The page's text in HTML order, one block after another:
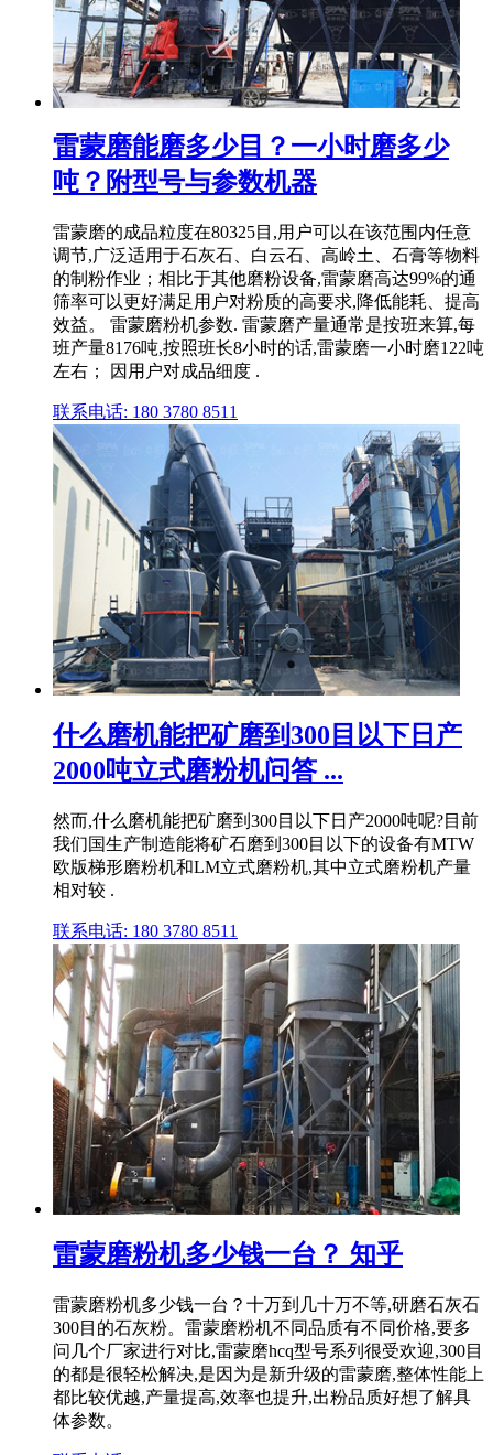
雷蒙磨能磨多少目？一小时磨多少
吨？附型号与参数机器
雷蒙磨的成品粒度在80325目,用户可以在该范围内任意
调节,广泛适用于石灰石、白云石、高岭土、石膏等物料
的制粉作业；相比于其他磨粉设备,雷蒙磨高达99%的通
筛率可以更好满足用户对粉质的高要求,降低能耗、提高
效益。 雷蒙磨粉机参数. 雷蒙磨产量通常是按班来算,每
班产量8176吨,按照班长8小时的话,雷蒙磨一小时磨122吨
左右； 因用户对成品细度 .
联系电话: 180 3780 8511
什么磨机能把矿磨到300目以下日产
2000吨立式磨粉机问答 ...
然而,什么磨机能把矿磨到300目以下日产2000吨呢?目前
我们国生产制造能将矿石磨到300目以下的设备有MTW
欧版梯形磨粉机和LM立式磨粉机,其中立式磨粉机产量
相对较 .
联系电话: 180 3780 8511
雷蒙磨粉机多少钱一台？ 知乎
雷蒙磨粉机多少钱一台？十万到几十万不等,研磨石灰石
300目的石灰粉。雷蒙磨粉机不同品质有不同价格,要多
问几个厂家进行对比,雷蒙磨hcq型号系列很受欢迎,300目
的都是很轻松解决,是因为是新升级的雷蒙磨,整体性能上
都比较优越,产量提高,效率也提升,出粉品质好想了解具
体参数。